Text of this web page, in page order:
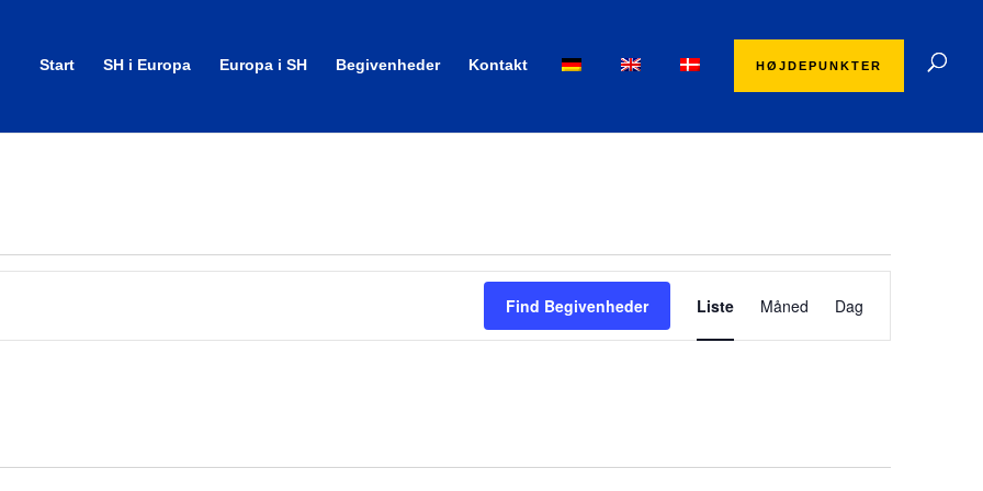
Start SH i Europa Europa i SH Begivenheder Kontakt HØJDEPUNKTER
Find Begivenheder
Visninger
Liste Måned Dag